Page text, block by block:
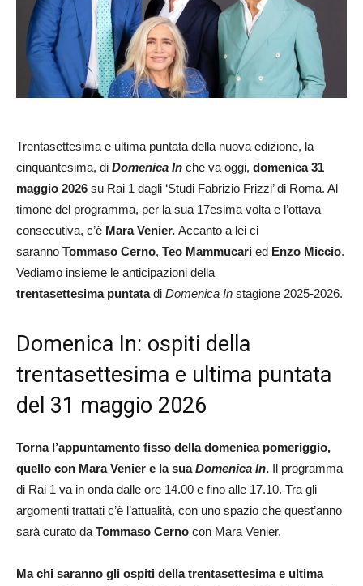
Trentasettesima e ultima puntata della nuova edizione, la
cinquantesima, di Domenica In che va oggi, domenica 31
maggio 2026 su Rai 1 dagli ‘Studi Fabrizio Frizzi’ di Roma. Al
timone del programma, per la sua 17esima volta e l’ottava
consecutiva, c’è Mara Venier. Accanto a lei ci
saranno Tommaso Cerno, Teo Mammucari ed Enzo Miccio.
Vediamo insieme le anticipazioni della
trentasettesima puntatadi Domenica In stagione 2025-2026.
Domenica In: ospiti della
trentasettesima e ultima puntata
del 31 maggio 2026
Torna l’appuntamento fisso della domenica pomeriggio,
quello con Mara Venier e la suaDomenica In. Il programma
di Rai 1 va in onda dalle ore 14.00 e fino alle 17.10. Tra gli
argomenti trattati c’è l’attualità, con uno spazio che quest’anno
sarà curato da Tommaso Cerno con Mara Venier.
Ma chi saranno gli ospiti della trentasettesima e ultima